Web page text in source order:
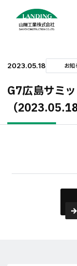
2023.05.18 お知
G7広島サミ
（